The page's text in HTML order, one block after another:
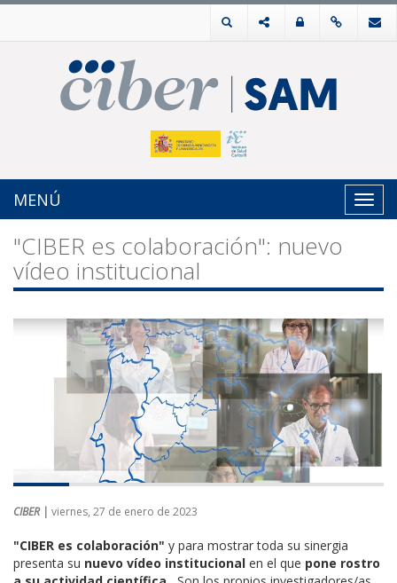
MENÚ
"CIBER es colaboración": nuevo
vídeo institucional
CIBER | viernes, 27 de enero de 2023
"CIBER es colaboración" y para mostrar toda su sinergia
presenta su nuevo vídeo institucional en el que pone rostro